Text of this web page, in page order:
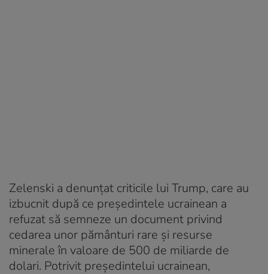
Zelenski a denunțat criticile lui Trump, care au
izbucnit după ce președintele ucrainean a
refuzat să semneze un document privind
cedarea unor pământuri rare și resurse
minerale în valoare de 500 de miliarde de
dolari. Potrivit președintelui ucrainean,